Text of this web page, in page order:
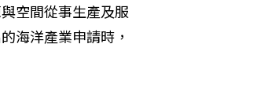
空間從事生產及服
海洋產業申請時，